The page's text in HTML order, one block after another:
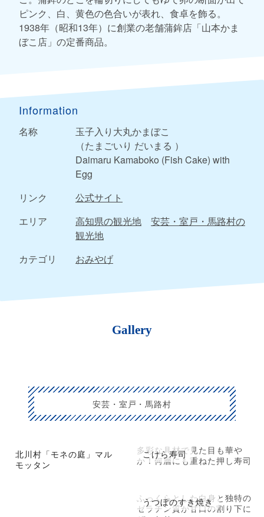
ピンク、白、黄色の色合いが表れ、食卓を飾る。
1938年（昭和13年）に創業の老舗蒲鉾店「山本かま
ぼこ店」の定番商品。
Information
名称
玉子入り大丸かまぼこ
（たまごいり だいまる ）
Daimaru Kamaboko (Fish Cake) with
Egg
リンク
公式サイト
エリア
高知県の観光地
安芸・室戸・馬路村の
観光地
カテゴリ
おみやげ
Gallery
安芸・室戸・馬路村
北川村「モネの庭」マル
モッタン
こけら寿司
多彩な具材で見た目も華や
か！何層にも重ねた押し寿司
うつぼのすき焼き
ふっくらとした白身と独特の
ゼラチン質が甘口の割り下に